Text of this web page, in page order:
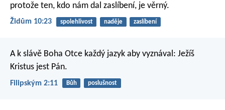
protože ten, kdo nám dal zaslíbení, je věrný.
Židům 10:23 spolehlivost naděje zaslíbení
A k slávě Boha Otce každý jazyk aby vyznával: Ježíš
Kristus jest Pán.
Filipským 2:11 Bůh poslušnost